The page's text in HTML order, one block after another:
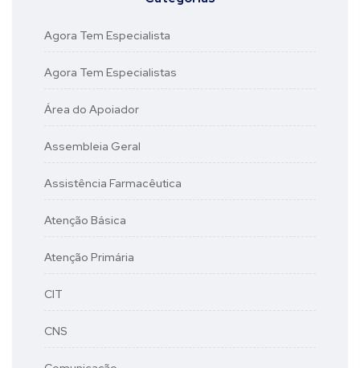
Agora Tem Especialista
Agora Tem Especialistas
Área do Apoiador
Assembleia Geral
Assistência Farmacêutica
Atenção Básica
Atenção Primária
CIT
CNS